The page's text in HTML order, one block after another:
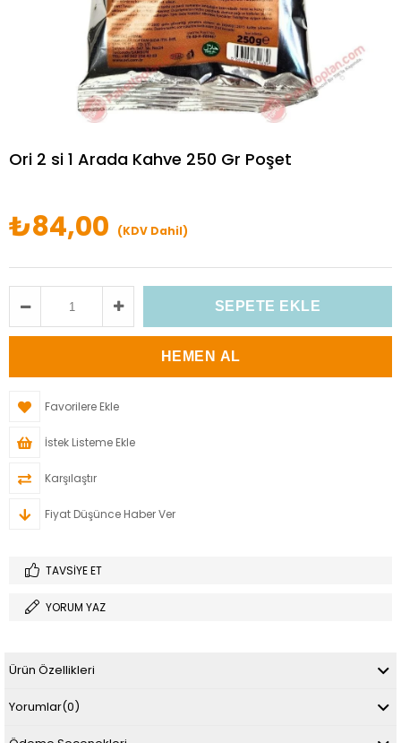
Ori 2 si 1 Arada Kahve 250 Gr Poşet
₺84,00 (KDV Dahil)
Favorilere Ekle
İstek Listeme Ekle
Karşılaştır
Fiyat Düşünce Haber Ver
TAVSIYE ET
YORUM YAZ
Ürün Özellikleri
Yorumlar(0)